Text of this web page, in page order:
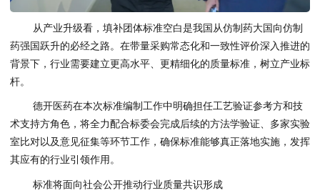
从产业升级看，填补团体标准空白是我国从仿制药大国向仿制
药强国跃升的必经之路。在带量采购常态化和一致性评价深入推进的
背景下，行业需要建立更高水平、更精细化的质量标准，树立产业标
杆。
德开医药在本次标准编制工作中明确担任工艺验证参考方和技
术支持方角色，将全力配合标委会完成后续的方法学验证、多家实验
室比对以及意见征集等环节工作，确保标准能够真正落地实施，发挥
其应有的行业引领作用。
标准将面向社会公开推动行业质量共识形成